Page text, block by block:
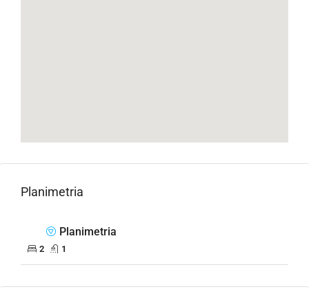
Planimetria
Planimetria
2 1